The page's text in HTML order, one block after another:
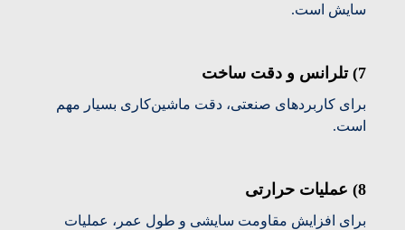
سایش است.
7) تلرانس و دقت ساخت
برای کاربردهای صنعتی، دقت ماشین‌کاری بسیار مهم
است.
8) عملیات حرارتی
برای افزایش مقاومت سایشی و طول عمر، عملیات